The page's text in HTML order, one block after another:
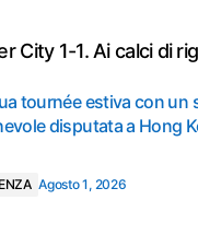
City 1-1. Ai calci di
tournée estiva con un
disputata a Hong
Agosto 1, 2026